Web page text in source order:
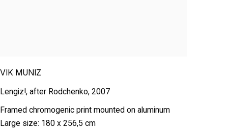
VIK MUNIZ
Lengiz!, after Rodchenko, 2007
Framed chromogenic print mounted on aluminum
Large size: 180 x 256,5 cm